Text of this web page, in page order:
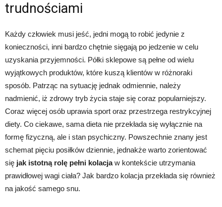
trudnościami
Każdy człowiek musi jeść, jedni mogą to robić jedynie z
konieczności, inni bardzo chętnie sięgają po jedzenie w celu
uzyskania przyjemności. Półki sklepowe są pełne od wielu
wyjątkowych produktów, które kuszą klientów w różnoraki
sposób. Patrząc na sytuację jednak odmiennie, należy
nadmienić, iż zdrowy tryb życia staje się coraz popularniejszy.
Coraz więcej osób uprawia sport oraz przestrzega restrykcyjnej
diety. Co ciekawe, sama dieta nie przekłada się wyłącznie na
formę fizyczną, ale i stan psychiczny. Powszechnie znany jest
schemat pięciu posiłków dziennie, jednakże warto zorientować
się jak istotną rolę pełni kolacjaw kontekście utrzymania
prawidłowej wagi ciała? Jak bardzo kolacja przekłada się również
na jakość samego snu.